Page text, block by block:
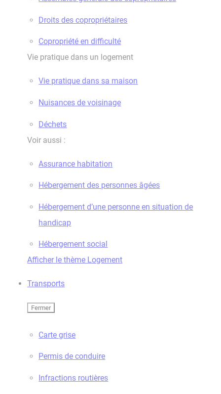
Droits des copropriétaires
Copropriété en difficulté
Vie pratique dans un logement
Vie pratique dans sa maison
Nuisances de voisinage
Déchets
Voir aussi :
Assurance habitation
Hébergement des personnes âgées
Hébergement d’une personne en situation de
handicap
Hébergement social
Afficher le thème Logement
Transports
Fermer
Carte grise
Permis de conduire
Infractions routières